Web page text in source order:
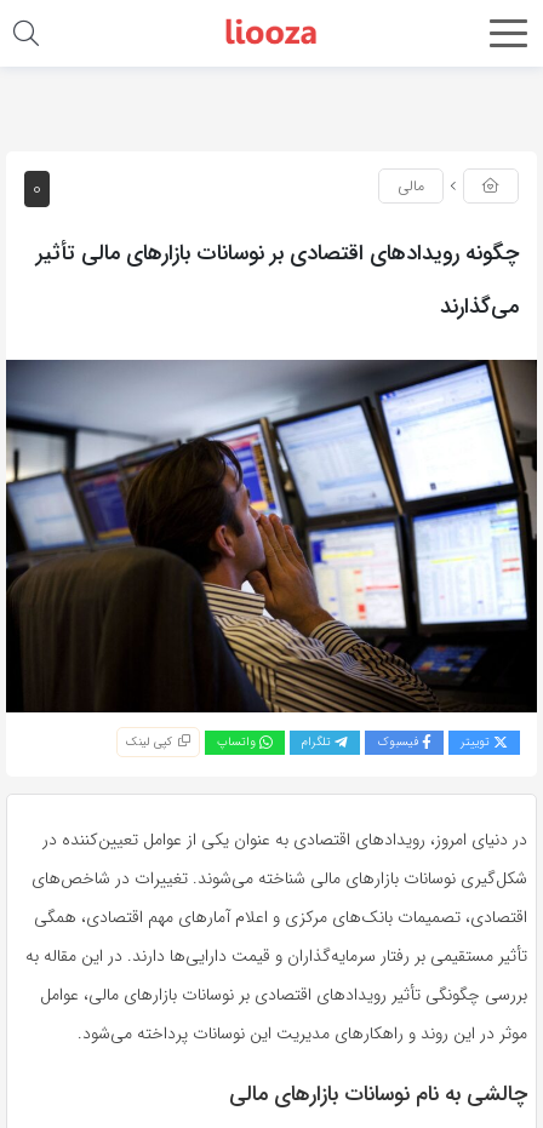
0 مالی
چگونه رویدادهای اقتصادی بر نوسانات بازارهای مالی تأثیر
می‌گذارند
توییتر فیسبوک تلگرام واتساپ کپی لینک
در دنیای امروز، رویدادهای اقتصادی به عنوان یکی از عوامل تعیین‌کننده در
شکل‌گیری نوسانات بازارهای مالی شناخته می‌شوند. تغییرات در شاخص‌های
اقتصادی، تصمیمات بانک‌های مرکزی و اعلام آمارهای مهم اقتصادی، همگی
تأثیر مستقیمی بر رفتار سرمایه‌گذاران و قیمت دارایی‌ها دارند. در این مقاله به
بررسی چگونگی تأثیر رویدادهای اقتصادی بر نوسانات بازارهای مالی، عوامل
موثر در این روند و راهکارهای مدیریت این نوسانات پرداخته می‌شود.
چالشی به نام نوسانات بازارهای مالی